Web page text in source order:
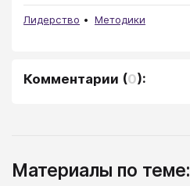
Лидерство Методики
Комментарии (0):
Материалы по теме: